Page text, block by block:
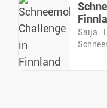
Saija ·